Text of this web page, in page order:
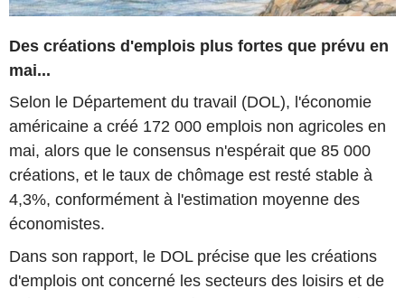
Des créations d'emplois plus fortes que prévu en
mai...
Selon le Département du travail (DOL), l'économie
américaine a créé 172 000 emplois non agricoles en
mai, alors que le consensus n'espérait que 85 000
créations, et le taux de chômage est resté stable à
4,3%, conformément à l'estimation moyenne des
économistes.
Dans son rapport, le DOL précise que les créations
d'emplois ont concerné les secteurs des loisirs et de